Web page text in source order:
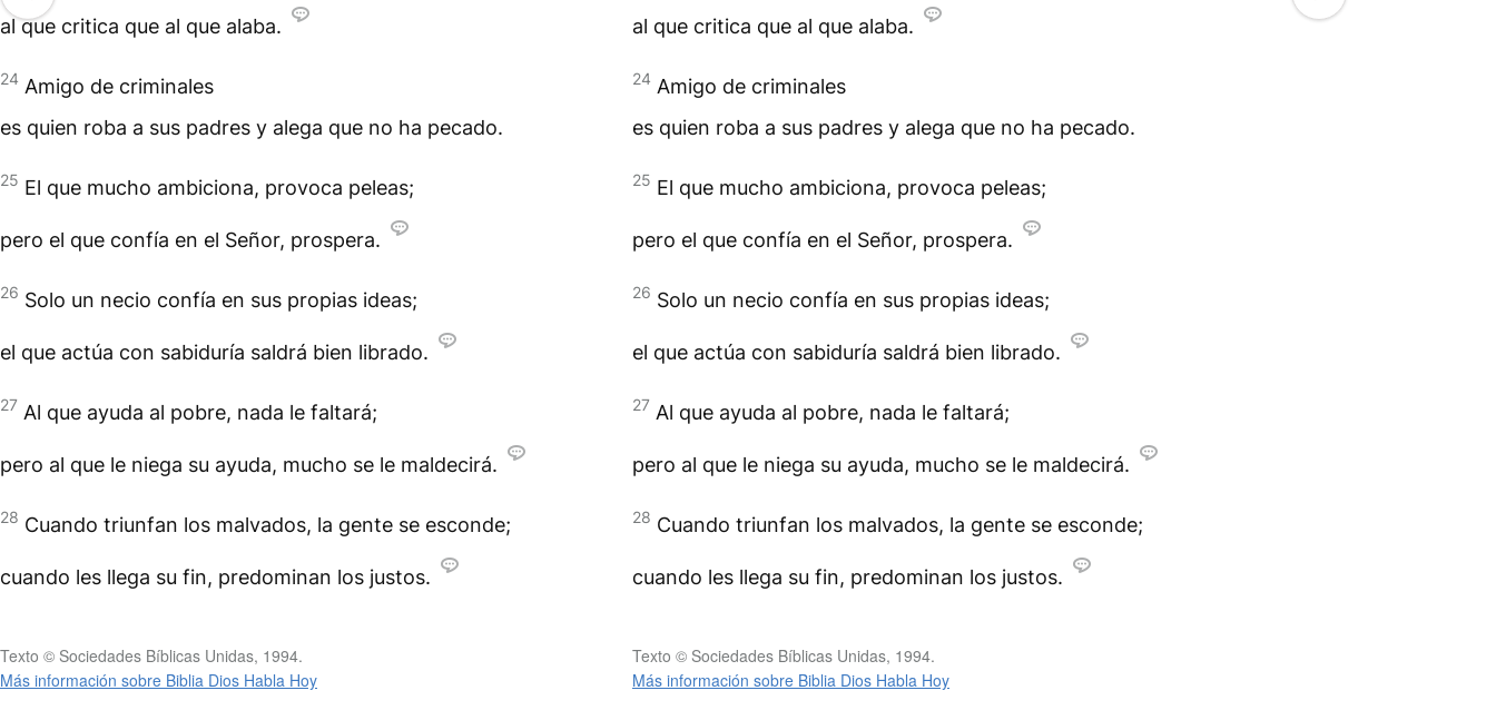
al que critica que al que alaba.
24 Amigo de criminales
es quien roba a sus padres y alega que no ha pecado.
25 El que mucho ambiciona, provoca peleas;
pero el que confía en el Señor, prospera.
26 Solo un necio confía en sus propias ideas;
el que actúa con sabiduría saldrá bien librado.
27 Al que ayuda al pobre, nada le faltará;
pero al que le niega su ayuda, mucho se le maldecirá.
28 Cuando triunfan los malvados, la gente se esconde;
cuando les llega su fin, predominan los justos.
Texto © Sociedades Bíblicas Unidas, 1994.
Más información sobre Biblia Dios Habla Hoy
al que critica que al que alaba.
24 Amigo de criminales
es quien roba a sus padres y alega que no ha pecado.
25 El que mucho ambiciona, provoca peleas;
pero el que confía en el Señor, prospera.
26 Solo un necio confía en sus propias ideas;
el que actúa con sabiduría saldrá bien librado.
27 Al que ayuda al pobre, nada le faltará;
pero al que le niega su ayuda, mucho se le maldecirá.
28 Cuando triunfan los malvados, la gente se esconde;
cuando les llega su fin, predominan los justos.
Texto © Sociedades Bíblicas Unidas, 1994.
Más información sobre Biblia Dios Habla Hoy